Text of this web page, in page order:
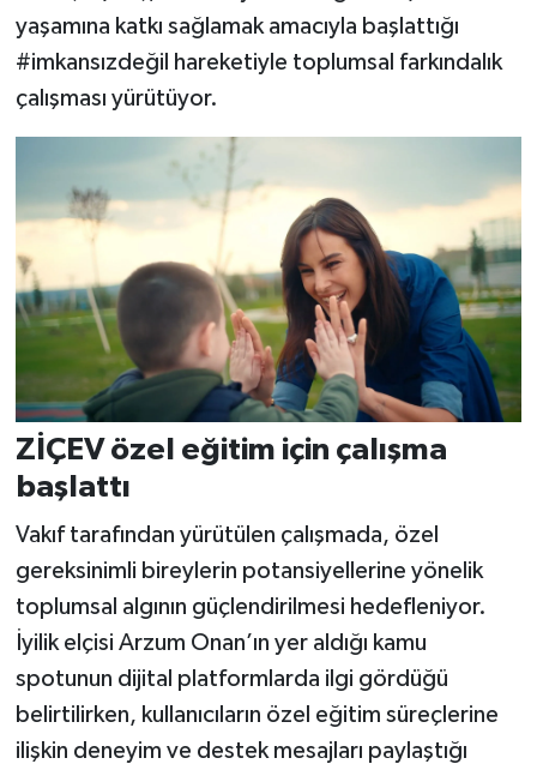
yaşamına katkı sağlamak amacıyla başlattığı
#imkansızdeğil hareketiyle toplumsal farkındalık
çalışması yürütüyor.
ZİÇEV özel eğitim için çalışma
başlattı
Vakıf tarafından yürütülen çalışmada, özel
gereksinimli bireylerin potansiyellerine yönelik
toplumsal algının güçlendirilmesi hedefleniyor.
İyilik elçisi Arzum Onan’ın yer aldığı kamu
spotunun dijital platformlarda ilgi gördüğü
belirtilirken, kullanıcıların özel eğitim süreçlerine
ilişkin deneyim ve destek mesajları paylaştığı